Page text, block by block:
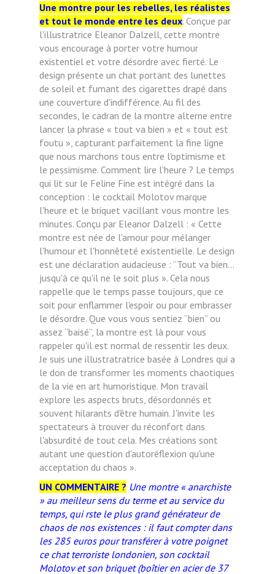
Une montre pour les rebelles, les réalistes
et tout le monde entre les deux. Conçue par
l'illustratrice Eleanor Dalzell, cette montre
vous encourage à porter votre humour
existentiel et votre désordre avec fierté. Le
design présente un chat portant des lunettes
de soleil et fumant des cigarettes drapé dans
une couverture d'indifférence. Au fil des
secondes, le cadran de la montre alterne entre
lancer la phrase « tout va bien » et « tout est
foutu », capturant parfaitement la fine ligne
que nous marchons tous entre l'optimisme et
le pessimisme. Comment lire l'heure ? Le temps
qui lit sur le Feline Fine est intégré dans la
conception : le cocktail Molotov marque
l'heure et le briquet vacillant vous montre les
minutes. Conçu par Eleanor Dalzell : « Cette
montre est née de l'amour pour mélanger
l'humour et l'honnêteté existentielle. Le design
est une déclaration audacieuse : “Tout va bien...
jusqu'à ce qu'il ne le soit plus ». Cela nous
rappelle que le temps passe toujours, que ce
soit pour enflammer l'espoir ou pour embrasser
le désordre. Que vous vous sentiez “bien” ou
assez “baisé”, la montre est là pour vous
rappeler qu'il est normal de ressentir les deux.
Je suis une illustratratrice basée à Londres qui a
le don de transformer les moments chaotiques
de la vie en art humoristique. Mon travail
explore les aspects bruts, désordonnés et
souvent hilarants d'être humain. J'invite les
spectateurs à trouver du réconfort dans
l'absurdité de tout cela. Mes créations sont
autant une question d'autoréflexion qu'une
acceptation du chaos ».
UN COMMENTAIRE ? Une montre « anarchiste
» au meilleur sens du terme et au service du
temps, qui rste le plus grand générateur de
chaos de nos existences : il faut compter dans
les 285 euros pour transférer à votre poignet
ce chat terroriste londonien, son cocktail
Molotov et son briquet (boîtier en acier de 37